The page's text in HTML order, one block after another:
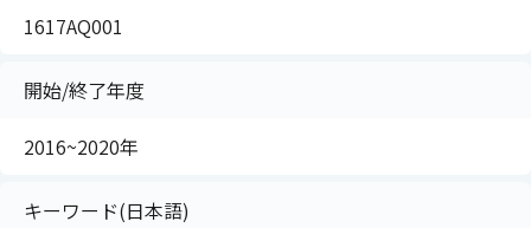
1617AQ001
開始/終了年度
2016~2020年
キーワード(日本語)